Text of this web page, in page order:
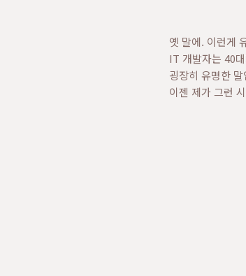
옛 말에. 이런게
IT 개발자는 40
굉장히 유명한 말
이젠 제가 그런